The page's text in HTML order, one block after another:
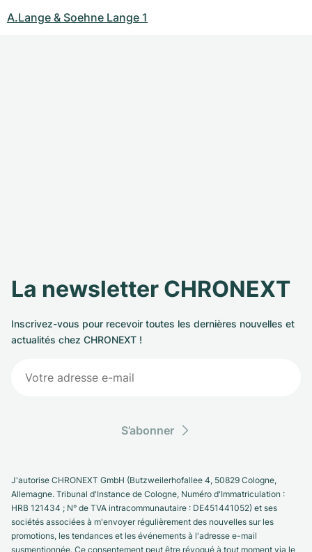
A.Lange & Soehne Lange 1
La newsletter CHRONEXT
Inscrivez-vous pour recevoir toutes les dernières nouvelles et
actualités chez CHRONEXT !
S’abonner
J'autorise CHRONEXT GmbH (Butzweilerhofallee 4, 50829 Cologne,
Allemagne. Tribunal d'Instance de Cologne, Numéro d'Immatriculation :
HRB 121434 ; N° de TVA intracommunautaire : DE451441052) et ses
sociétés associées à m'envoyer régulièrement des nouvelles sur les
promotions, les tendances et les événements à l'adresse e-mail
susmentionnée. Ce consentement peut être révoqué à tout moment via le